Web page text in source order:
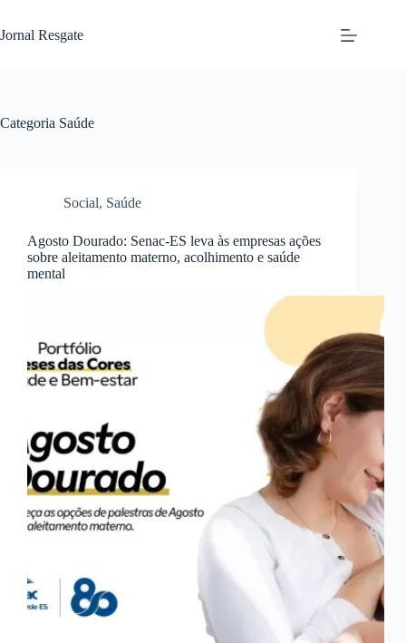
o
Jornal Resgate
Categoria Saúde
Social, Saúde
Agosto Dourado: Senac-ES leva às empresas ações
sobre aleitamento materno, acolhimento e saúde
mental